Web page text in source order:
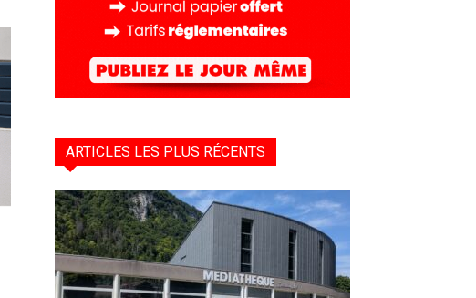
ARTICLES LES PLUS RÉCENTS